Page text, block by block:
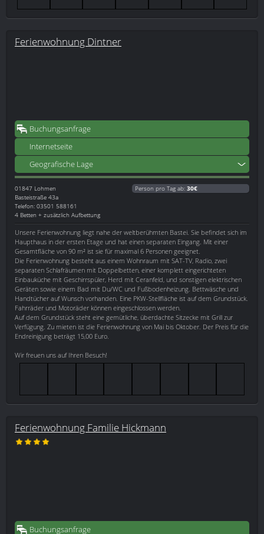
Ferienwohnung Dintner
Buchungsanfrage
Internetseite
Geografische Lage
01847 Lohmen
Basteistraße 43a
Telefon: 03501 588161
4 Betten + zusätzlich Aufbettung
Person pro Tag ab: 30€
Unsere Ferienwohnung liegt nahe der weltberühmten Bastei. Sie befindet sich im
Haupthaus in der ersten Etage und hat einen separaten Eingang. Mit einer
Gesamtfläche von 90 m² ist sie für maximal 6 Personen geeignet.
Die Ferienwohnung besteht aus einem Wohnraum mit SAT-TV, Radio, zwei
separaten Schlafräumen mit Doppelbetten, einer komplett eingerichteten
Einbauküche mit Geschirrspüler, Herd mit Ceranfeld, und sonstigen elektrischen
Geräten sowie einem Bad mit Du/WC und Fußbodenheizung. Bettwäsche und
Handtücher auf Wunsch vorhanden. Eine PKW-Stellfläche ist auf dem Grundstück.
Fahrräder und Motoräder können eingeschlossen werden.
Auf dem Grundstück steht eine gemütliche, überdachte Sitzecke mit Grill zur
Verfügung. Zu mieten ist die Ferienwohnung von Mai bis Oktober. Der Preis für die
Endreinigung beträgt 15,00 Euro.
Wir freuen uns auf Ihren Besuch!
Ferienwohnung Familie Hickmann
Buchungsanfrage